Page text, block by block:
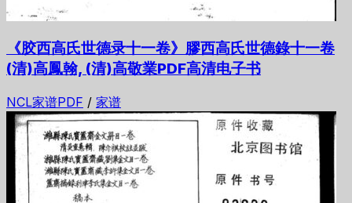
《胶西高氏世德录十一卷》膠西高氏世德錄十一卷
(清)高鳳翰, (清)高敬業PDF高清电子书
NCL家谱PDF / 家谱